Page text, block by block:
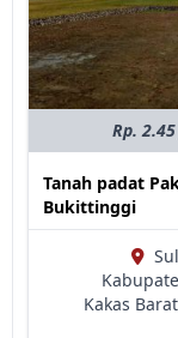
Rp.
Tanah padat
Bukittinggi
Kakas